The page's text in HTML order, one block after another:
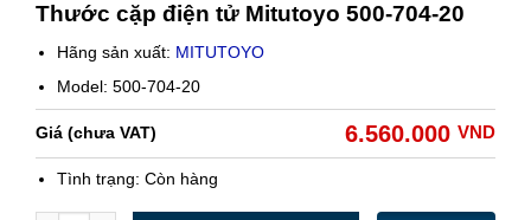
Thước cặp điện tử Mitutoyo 500-704-20
Hãng sản xuất: MITUTOYO
Model: 500-704-20
Giá (chưa VAT) 6.560.000 VND
Tình trạng: Còn hàng